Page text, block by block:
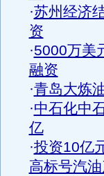
·苏州经济
资
·5000万美
融资
·青岛大炼
·中石化中
亿
·投资10亿
高标号汽